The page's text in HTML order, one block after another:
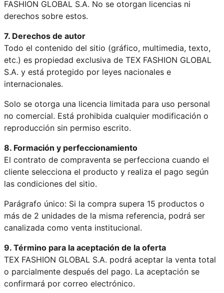
FASHION GLOBAL S.A. No se otorgan licencias ni
derechos sobre estos.
7. Derechos de autor
Todo el contenido del sitio (gráfico, multimedia, texto,
etc.) es propiedad exclusiva de TEX FASHION GLOBAL
S.A. y está protegido por leyes nacionales e
internacionales.
Solo se otorga una licencia limitada para uso personal
no comercial. Está prohibida cualquier modificación o
reproducción sin permiso escrito.
8. Formación y perfeccionamiento
El contrato de compraventa se perfecciona cuando el
cliente selecciona el producto y realiza el pago según
las condiciones del sitio.
Parágrafo único: Si la compra supera 15 productos o
más de 2 unidades de la misma referencia, podrá ser
canalizada como venta institucional.
9. Término para la aceptación de la oferta
TEX FASHION GLOBAL S.A. podrá aceptar la venta total
o parcialmente después del pago. La aceptación se
confirmará por correo electrónico.